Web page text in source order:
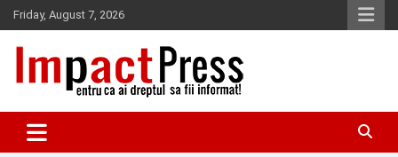
Skip
to
content
Friday, August 7, 2026
IMPACTPRESS